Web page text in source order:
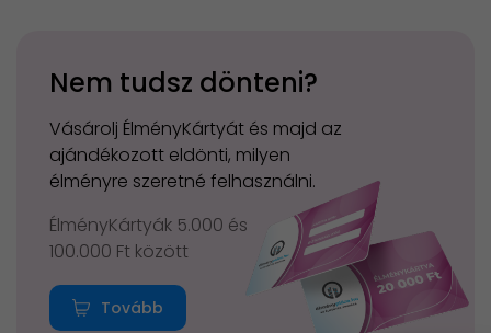
Nem tudsz dönteni?
Vásárolj ÉlményKártyát és majd az
ajándékozott eldönti, milyen
élményre szeretné felhasználni.
ÉlményKártyák 5.000 és
100.000 Ft között
Tovább